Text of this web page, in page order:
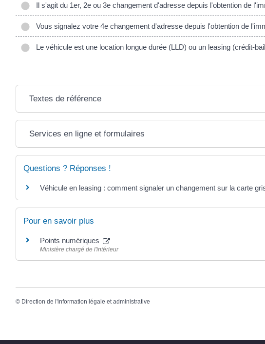
Il s'agit du 1er, 2e ou 3e changement d'adresse depuis l'obtention de
Vous signalez votre 4e changement d'adresse depuis l'obtention de
Le véhicule est une location longue durée (LLD) ou un leasing (crédit-
Textes de référence
Services en ligne et formulaires
Questions ? Réponses !
Véhicule en leasing : comment signaler un changement sur la carte
Pour en savoir plus
Points numériques
Ministère chargé de l'intérieur
© Direction de l'information légale et administrative